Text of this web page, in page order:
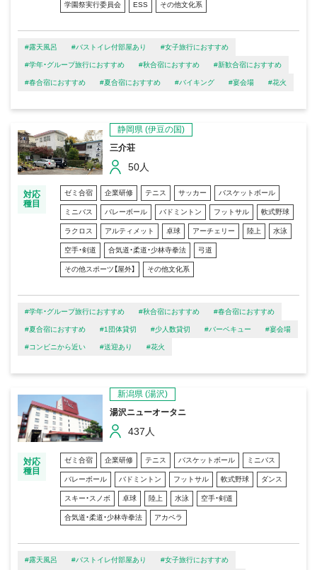
学園祭実行委員会 ESS その他文化系
#露天風呂 #バストイレ付部屋あり #女子旅行におすすめ
#学年・グループ旅行におすすめ #秋合宿におすすめ #新歓合宿におすすめ
#春合宿におすすめ #夏合宿におすすめ #バイキング #宴会場 #花火
静岡県 (伊豆の国)
三介荘
50人
対応
種目
ゼミ合宿 企業研修 テニス サッカー バスケットボール
ミニバス バレーボール バドミントン フットサル 軟式野球
ラクロス アルティメット 卓球 アーチェリー 陸上 水泳
空手・剣道 合気道・柔道・少林寺拳法 弓道
その他スポーツ【屋外】 その他文化系
#学年・グループ旅行におすすめ #秋合宿におすすめ #春合宿におすすめ
#夏合宿におすすめ #1団体貸切 #少人数貸切 #バーベキュー #宴会場
#コンビニから近い #送迎あり #花火
新潟県 (湯沢)
湯沢ニューオータニ
437人
対応
種目
ゼミ合宿 企業研修 テニス バスケットボール ミニバス
バレーボール バドミントン フットサル 軟式野球 ダンス
スキー・スノボ 卓球 陸上 水泳 空手・剣道
合気道・柔道・少林寺拳法 アカペラ
#露天風呂 #バストイレ付部屋あり #女子旅行におすすめ